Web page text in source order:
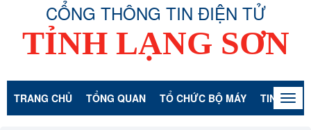
CỔNG THÔNG TIN ĐIỆN TỬ
TỈNH LẠNG SƠN
TRANG CHỦ TỔNG QUAN TỔ CHỨC BỘ MÁY TIN TỨC -